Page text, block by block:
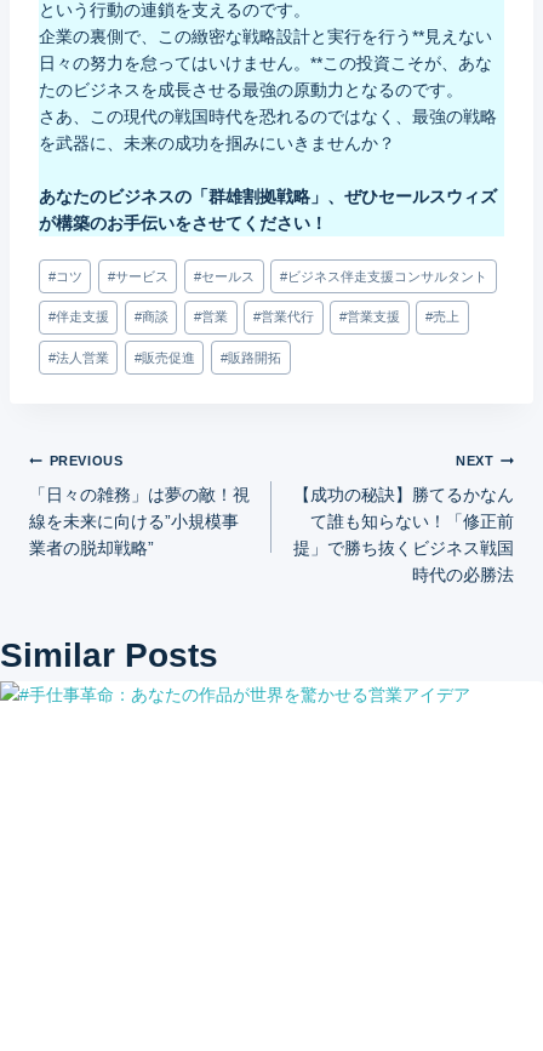
という行動の連鎖を支えるのです。
企業の裏側で、この緻密な戦略設計と実行を行う**見えない
日々の努力を怠ってはいけません。**この投資こそが、あな
たのビジネスを成長させる最強の原動力となるのです。
さあ、この現代の戦国時代を恐れるのではなく、最強の戦略
を武器に、未来の成功を掴みにいきませんか？
あなたのビジネスの「群雄割拠戦略」、ぜひセールスウィズ
が構築のお手伝いをさせてください！
Post
Tags:
#コツ #サービス #セールス #ビジネス伴走支援コンサルタント
#伴走支援 #商談 #営業 #営業代行 #営業支援 #売上
#法人営業 #販売促進 #販路開拓
投
稿
ゲ
PREVIOUS
「日々の雑務」は夢の敵！視
線を未来に向ける”小規模事
業者の脱却戦略”
NEXT
【成功の秘訣】勝てるかなん
て誰も知らない！「修正前
提」で勝ち抜くビジネス戦国
時代の必勝法
Similar Posts